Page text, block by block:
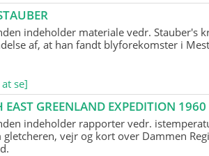
indeholder materiale vedr. Stauber's
af, at han fandt blyforekomster i
se]
EAST GREENLAND EXPEDITION 1960
indeholder rapporter vedr.
gletcheren, vejr og kort over Dammen